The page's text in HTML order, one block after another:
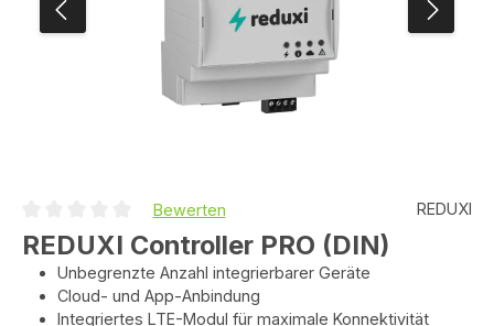
Durchschnittliche Bewertung von 0 von 5 Sternen
Bewerten REDUXI
REDUXI Controller PRO (DIN)
Unbegrenzte Anzahl integrierbarer Geräte
Cloud- und App-Anbindung
Integriertes LTE-Modul für maximale Konnektivität